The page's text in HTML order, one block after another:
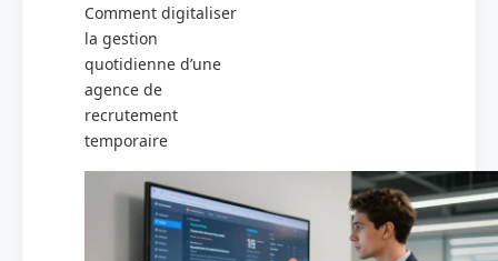
Comment digitaliser
la gestion
quotidienne d’une
agence de
recrutement
temporaire